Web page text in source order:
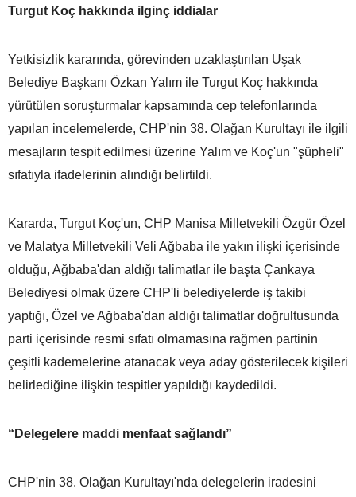
Turgut Koç hakkında ilginç iddialar
Yetkisizlik kararında, görevinden uzaklaştırılan Uşak
Belediye Başkanı Özkan Yalım ile Turgut Koç hakkında
yürütülen soruşturmalar kapsamında cep telefonlarında
yapılan incelemelerde, CHP'nin 38. Olağan Kurultayı ile ilgili
mesajların tespit edilmesi üzerine Yalım ve Koç'un "şüpheli"
sıfatıyla ifadelerinin alındığı belirtildi.
Kararda, Turgut Koç'un, CHP Manisa Milletvekili Özgür Özel
ve Malatya Milletvekili Veli Ağbaba ile yakın ilişki içerisinde
olduğu, Ağbaba'dan aldığı talimatlar ile başta Çankaya
Belediyesi olmak üzere CHP'li belediyelerde iş takibi
yaptığı, Özel ve Ağbaba'dan aldığı talimatlar doğrultusunda
parti içerisinde resmi sıfatı olmamasına rağmen partinin
çeşitli kademelerine atanacak veya aday gösterilecek kişileri
belirlediğine ilişkin tespitler yapıldığı kaydedildi.
“Delegelere maddi menfaat sağlandı”
CHP'nin 38. Olağan Kurultayı'nda delegelerin iradesini